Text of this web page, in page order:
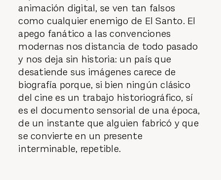
animación digital, se ven tan falsos
como cualquier enemigo de El Santo. El
apego fanático a las convenciones
modernas nos distancia de todo pasado
y nos deja sin historia: un país que
desatiende sus imágenes carece de
biografía porque, si bien ningún clásico
del cine es un trabajo historiográfico, sí
es el documento sensorial de una época,
de un instante que alguien fabricó y que
se convierte en un presente
interminable, repetible.